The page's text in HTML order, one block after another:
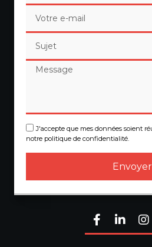
J'accepte que mes données soient
notre politique de confidentialité.
Envoyer